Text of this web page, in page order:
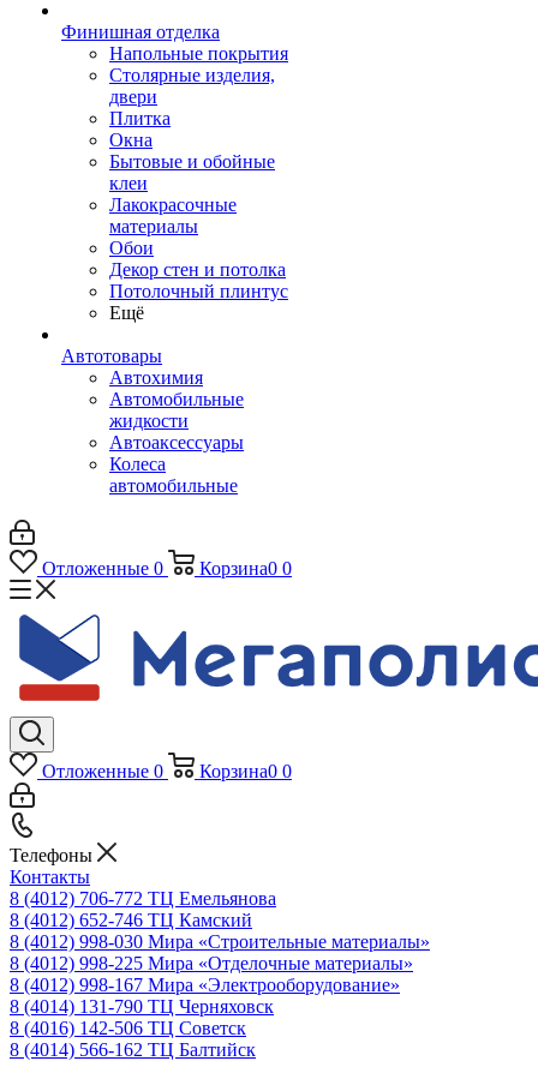
Финишная отделка
Напольные покрытия
Столярные изделия,
двери
Плитка
Окна
Бытовые и обойные
клеи
Лакокрасочные
материалы
Обои
Декор стен и потолка
Потолочный плинтус
Ещё
Автотовары
Автохимия
Автомобильные
жидкости
Автоаксессуары
Колеса
автомобильные
Отложенные 0 Корзина0 0
Отложенные 0 Корзина0 0
Телефоны
Контакты
8 (4012) 706-772 ТЦ Емельянова
8 (4012) 652-746 ТЦ Камский
8 (4012) 998-030 Мира «Строительные материалы»
8 (4012) 998-225 Мира «Отделочные материалы»
8 (4012) 998-167 Мира «Электрооборудование»
8 (4014) 131-790 ТЦ Черняховск
8 (4016) 142-506 ТЦ Советск
8 (4014) 566-162 ТЦ Балтийск